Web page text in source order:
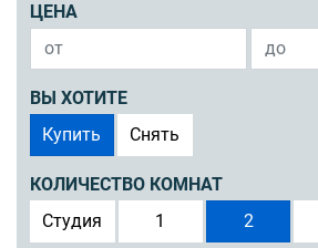
ЦЕНА
ВЫ ХОТИТЕ
Купить
Снять
КОЛИЧЕСТВО КОМНАТ
Студия
1 2